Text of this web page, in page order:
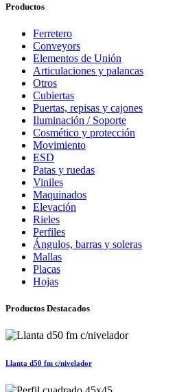
Productos
Ferretero
Conveyors
Elementos de Unión
Articulaciones y palancas
Otros
Cubiertas
Puertas, repisas y cajones
Iluminación / Soporte
Cosmético y protección
Movimiento
ESD
Patas y ruedas
Viniles
Maquinados
Elevación
Rieles
Perfiles
Ángulos, barras y soleras
Mallas
Placas
Hojas
Productos Destacados
Llanta d50 fm c/nivelador